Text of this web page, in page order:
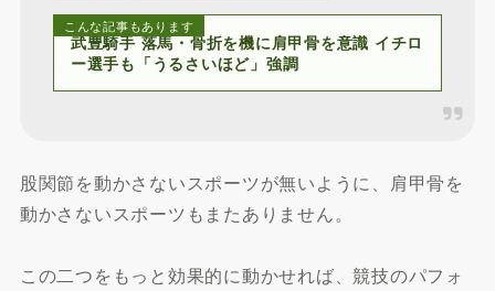
こんな記事もあります
武豊騎手 落馬・骨折を機に肩甲骨を意識 イチロ
ー選手も「うるさいほど」強調
股関節を動かさないスポーツが無いように、肩甲骨を
動かさないスポーツもまたありません。
この二つをもっと効果的に動かせれば、競技のパフォ